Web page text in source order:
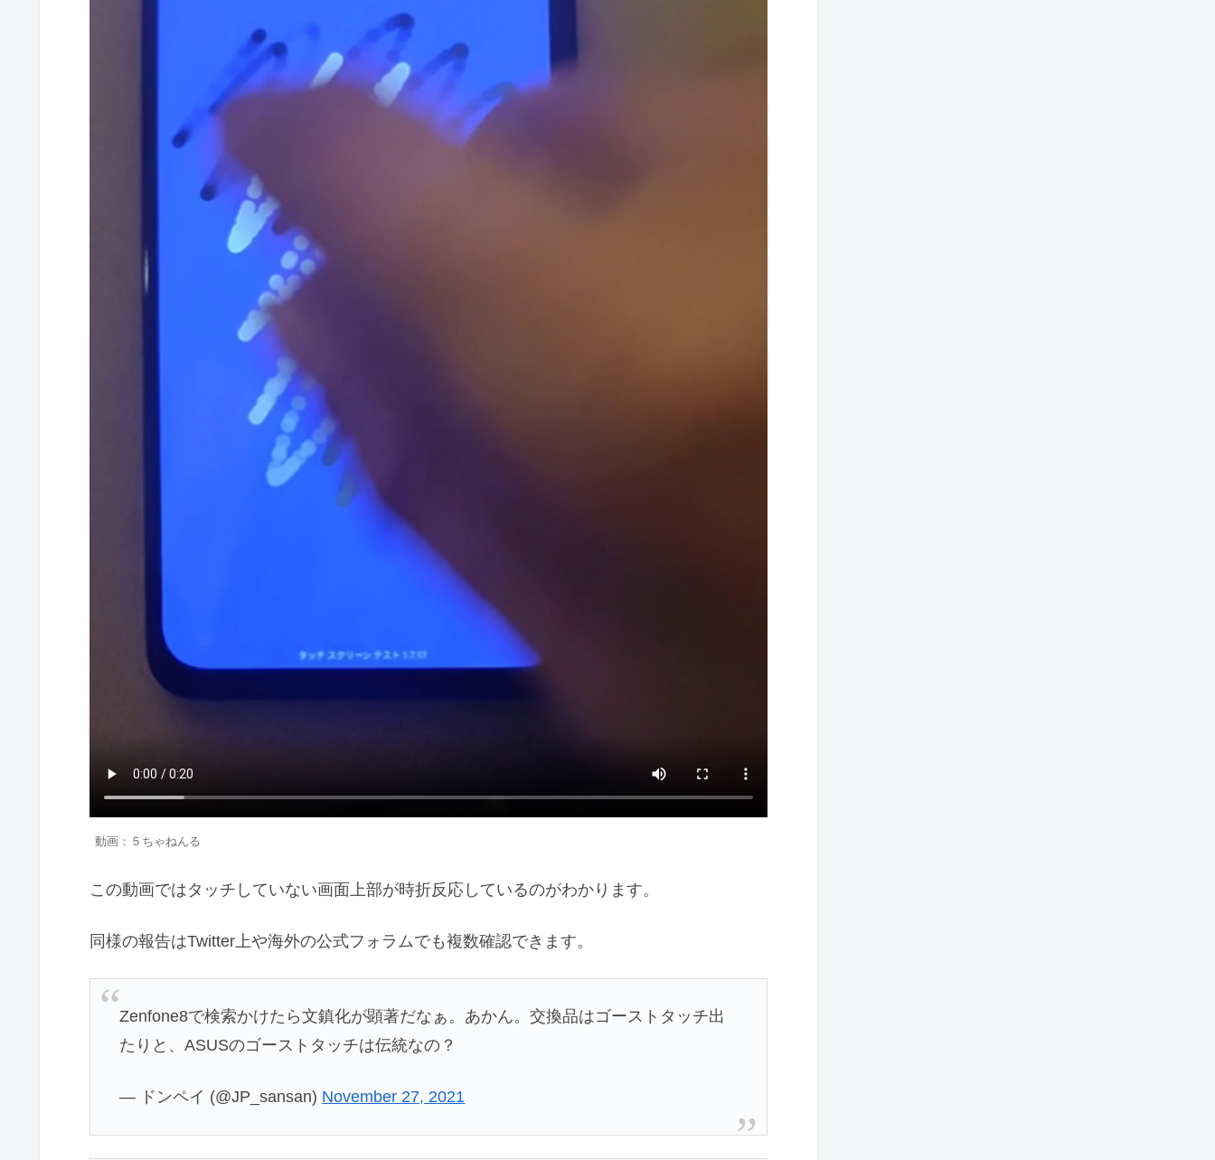
動画：５ちゃねんる
この動画ではタッチしていない画面上部が時折反応しているのがわかります。
同様の報告はTwitter上や海外の公式フォラムでも複数確認できます。
Zenfone8で検索かけたら文鎮化が顕著だなぁ。あかん。交換品はゴーストタッチ出
たりと、ASUSのゴーストタッチは伝統なの？
— ドンペイ (@JP_sansan) November 27, 2021